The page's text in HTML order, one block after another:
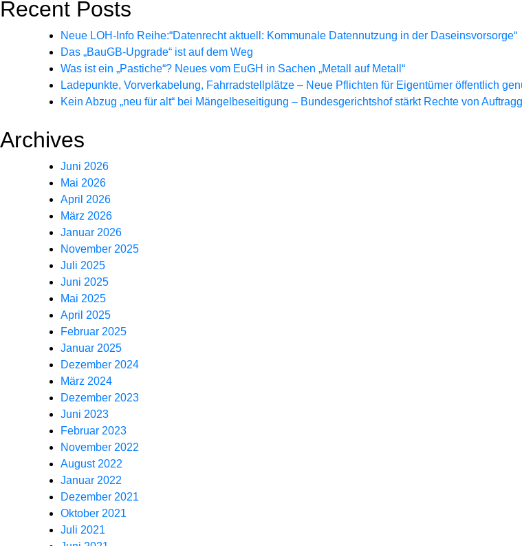
Recent Posts
Neue LOH-Info Reihe:“Datenrecht aktuell: Kommunale Datennutzung in der Daseinsvorsorge“
Das „BauGB-Upgrade“ ist auf dem Weg
Was ist ein „Pastiche“? Neues vom EuGH in Sachen „Metall auf Metall“
Ladepunkte, Vorverkabelung, Fahrradstellplätze – Neue Pflichten für Eigentümer öffentlich
Kein Abzug „neu für alt“ bei Mängelbeseitigung – Bundesgerichtshof stärkt Rechte von
Archives
Juni 2026
Mai 2026
April 2026
März 2026
Januar 2026
November 2025
Juli 2025
Juni 2025
Mai 2025
April 2025
Februar 2025
Januar 2025
Dezember 2024
März 2024
Dezember 2023
Juni 2023
Februar 2023
November 2022
August 2022
Januar 2022
Dezember 2021
Oktober 2021
Juli 2021